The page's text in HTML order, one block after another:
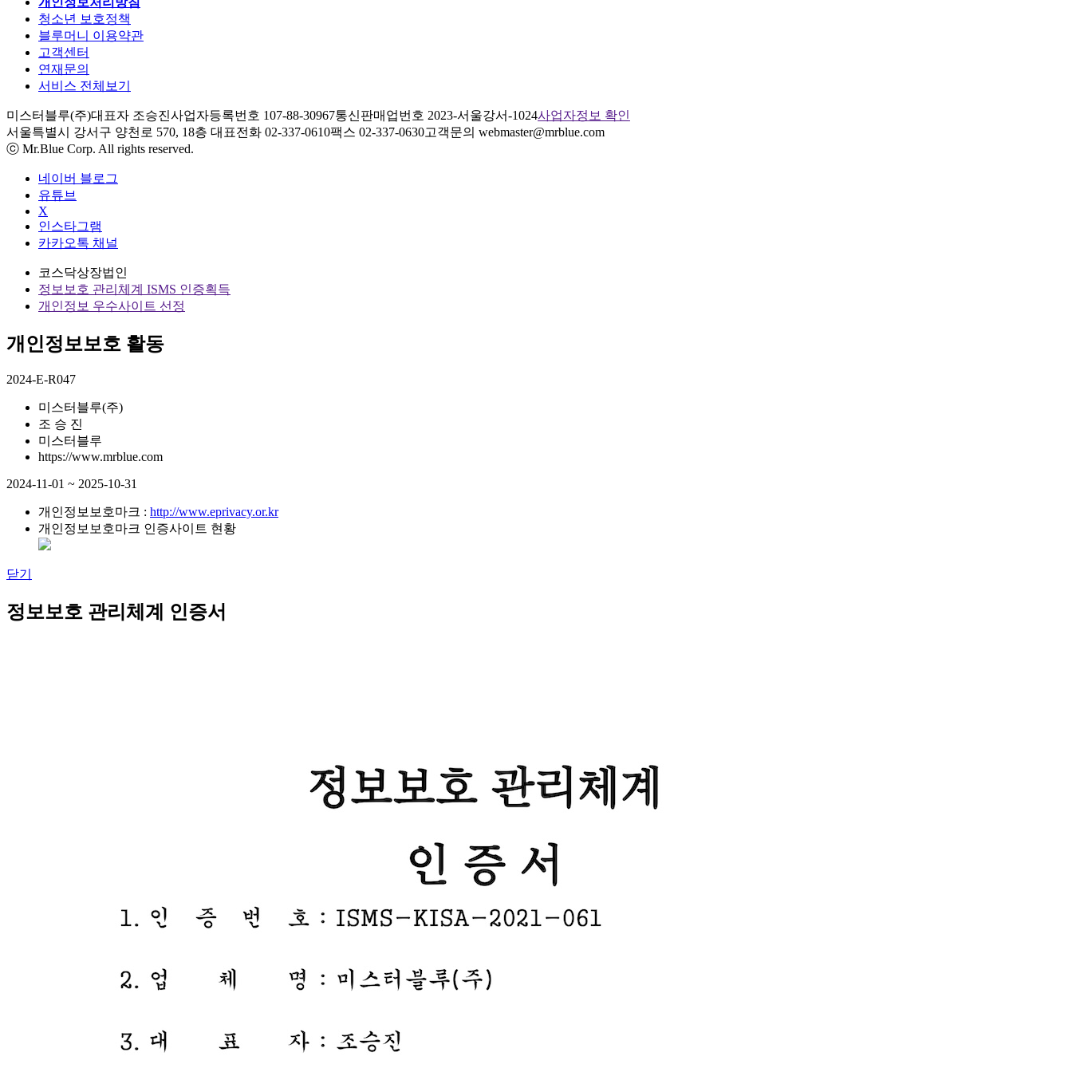
청소년 보호정책
블루머니 이용약관
고객센터
연재문의
서비스 전체보기
미스터블루(주)대표자 조승진사업자등록번호 107-88-30967통신판매업번호 2023-서울강서-1024사업자정보 확인
서울특별시 강서구 양천로 570, 18층 대표전화 02-337-0610팩스 02-337-0630고객문의 webmaster@mrblue.com
ⓒ Mr.Blue Corp. All rights reserved.
네이버 블로그
유튜브
X
인스타그램
카카오톡 채널
코스닥상장법인
정보보호 관리체계 ISMS 인증획득
개인정보 우수사이트 선정
개인정보보호 활동
2024-E-R047
미스터블루(주)
조 승 진
미스터블루
https://www.mrblue.com
2024-11-01 ~ 2025-10-31
개인정보보호마크 : http://www.eprivacy.or.kr
개인정보보호마크 인증사이트 현황
닫기
정보보호 관리체계 인증서